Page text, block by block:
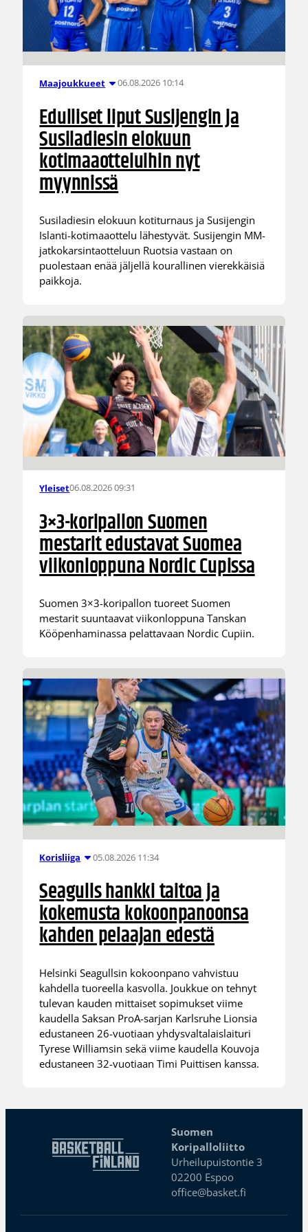
Maajoukkueet 06.08.2026 10:14
Edulliset liput Susijengin ja
Susiladiesin elokuun
kotimaaotteluihin nyt
myynnissä
Susiladiesin elokuun kotiturnaus ja Susijengin
Islanti-kotimaaottelu lähestyvät. Susijengin MM-
jatkokarsintaotteluun Ruotsia vastaan on
puolestaan enää jäljellä kourallinen vierekkäisiä
paikkoja.
Yleiset06.08.2026 09:31
3×3-koripallon Suomen
mestarit edustavat Suomea
viikonloppuna Nordic Cupissa
Suomen 3×3-koripallon tuoreet Suomen
mestarit suuntaavat viikonloppuna Tanskan
Kööpenhaminassa pelattavaan Nordic Cupiin.
Korisliiga 05.08.2026 11:34
Seagulls hankki taitoa ja
kokemusta kokoonpanoonsa
kahden pelaajan edestä
Helsinki Seagullsin kokoonpano vahvistuu
kahdella tuoreella kasvolla. Joukkue on tehnyt
tulevan kauden mittaiset sopimukset viime
kaudella Saksan ProA-sarjan Karlsruhe Lionsia
edustaneen 26-vuotiaan yhdysvaltalaislaituri
Tyrese Williamsin sekä viime kaudella Kouvoja
edustaneen 32-vuotiaan Timi Puittisen kanssa.
Suomen
Koripalloliitto
Urheilupuistontie 3
02200 Espoo
office@basket.fi